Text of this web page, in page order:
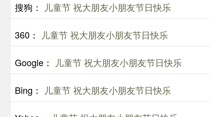
搜狗： 儿童节 祝大朋友小朋友节日快乐
360： 儿童节 祝大朋友小朋友节日快乐
Google： 儿童节 祝大朋友小朋友节日快乐
Bing： 儿童节 祝大朋友小朋友节日快乐